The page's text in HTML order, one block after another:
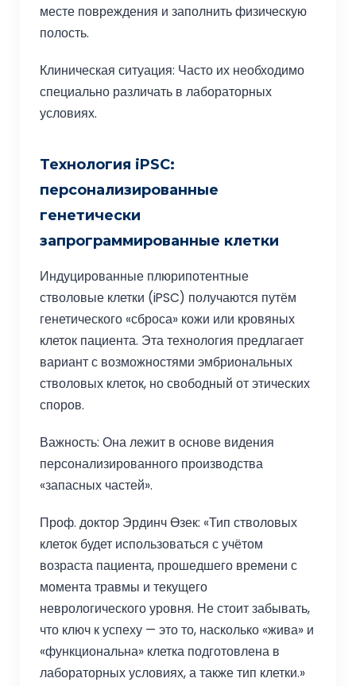
месте повреждения и заполнить физическую
полость.
Клиническая ситуация: Часто их необходимо
специально различать в лабораторных
условиях.
Технология iPSC:
персонализированные
генетически
запрограммированные клетки
Индуцированные плюрипотентные
стволовые клетки (iPSC) получаются путём
генетического «сброса» кожи или кровяных
клеток пациента. Эта технология предлагает
вариант с возможностями эмбриональных
стволовых клеток, но свободный от этических
споров.
Важность: Она лежит в основе видения
персонализированного производства
«запасных частей».
Проф. доктор Эрдинч Өзек: «Тип стволовых
клеток будет использоваться с учётом
возраста пациента, прошедшего времени с
момента травмы и текущего
неврологического уровня. Не стоит забывать,
что ключ к успеху — это то, насколько «жива» и
«функциональна» клетка подготовлена в
лабораторных условиях, а также тип клетки.»